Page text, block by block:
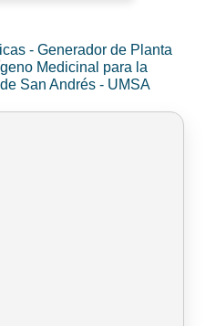
- Generador de Planta
Medicinal para la
San Andrés - UMSA